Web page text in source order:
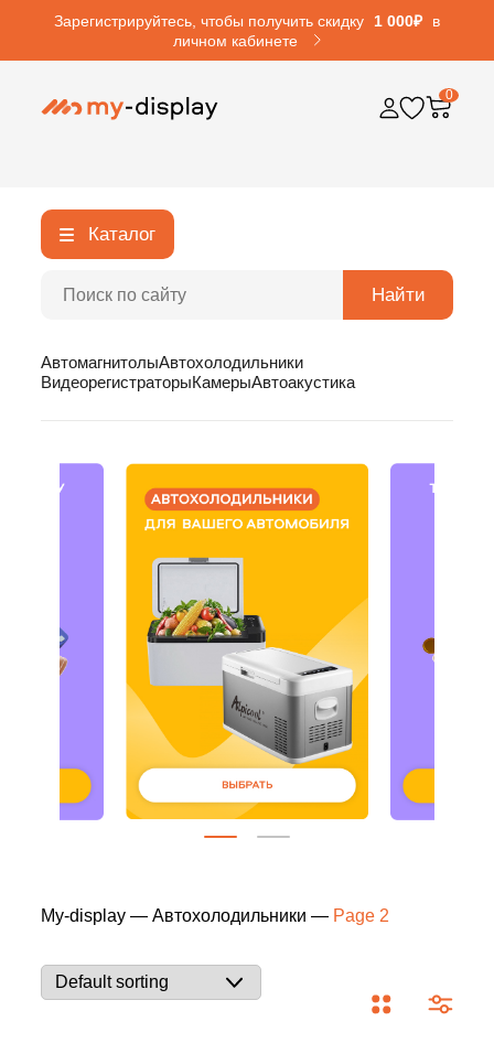
Зарегистрируйтесь, чтобы получить скидку 1 000₽
в
личном кабинете
0
Каталог
Найти
АвтомагнитолыАвтохолодильники
ВидеорегистраторыКамерыАвтоакустика
My-display — Автохолодильники — Page 2